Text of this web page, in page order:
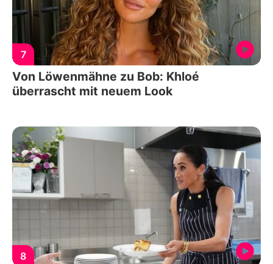
7
Von Löwenmähne zu Bob: Khloé
überrascht mit neuem Look
8